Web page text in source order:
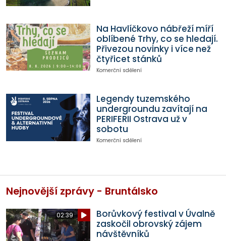
Na Havlíčkovo nábřeží míří
oblíbené Trhy, co se hledají.
Přivezou novinky i více než
čtyřicet stánků
Komerční sdělení
Legendy tuzemského
undergroundu zavítají na
PERIFERII Ostrava už v
sobotu
Komerční sdělení
Nejnovější zprávy - Bruntálsko
02:39
Borůvkový festival v Úvalně
zaskočil obrovský zájem
návštěvníků